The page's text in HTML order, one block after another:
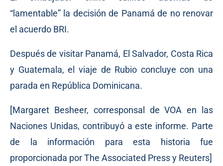
“lamentable” la decisión de Panamá de no renovar
el acuerdo BRI.
Después de visitar Panamá, El Salvador, Costa Rica
y Guatemala, el viaje de Rubio concluye con una
parada en República Dominicana.
[Margaret Besheer, corresponsal de VOA en las
Naciones Unidas, contribuyó a este informe. Parte
de la información para esta historia fue
proporcionada por The Associated Press y Reuters]